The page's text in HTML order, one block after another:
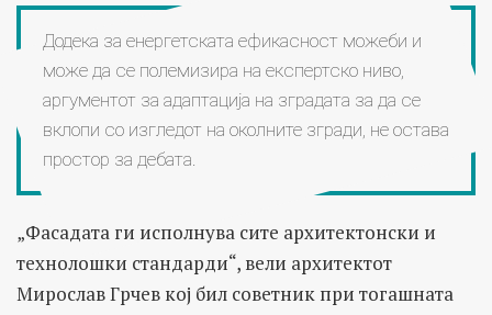
Додека за енергетската ефикасност можеби и
може да се полемизира на експертско ниво,
аргументот за адаптација на зградата за да се
вклопи со изгледот на околните згради, не остава
простор за дебата.
„Фасадата ги исполнува сите архитектонски и
технолошки стандарди“, вели aрхитектот
Мирослав Грчев кој бил советник при тогашната